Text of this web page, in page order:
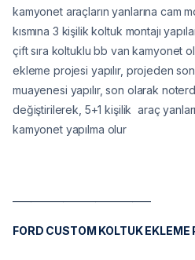
kamyonet araçların yanlarına cam
kısmına 3 kişilik koltuk montajı
çift sıra koltuklu bb van kamyonet
ekleme projesi yapılır, projeden
muayenesi yapılır, son olarak
değiştirilerek, 5+1 kişilik araç
kamyonet yapılma olur
FORD CUSTOM KOLTUK EKLEME